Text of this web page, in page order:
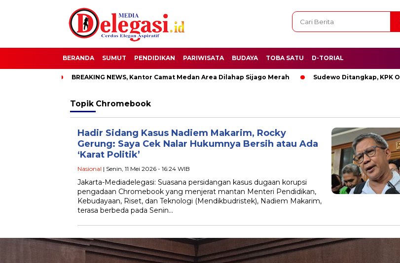
BERANDA SUMUT PENDIDIKAN PARIWISATA BUDAYA TOBA SATU D-TORIAL
BREAKING NEWS, Kantor Camat Medan Area Dilahap Sijago Merah Sudewo Ditangkap, KPK OTT Bupati Pati
Topik Chromebook
Hadir Sidang Kasus Nadiem Makarim, Rocky
Gerung: Saya Cek Nalar Hukumnya Bersih atau Ada
‘Karat Politik’
Nasional | Senin, 11 Mei 2026 - 16:24 WIB
Jakarta-Mediadelegasi: Suasana persidangan kasus dugaan korupsi
pengadaan Chromebook yang menjerat mantan Menteri Pendidikan,
Kebudayaan, Riset, dan Teknologi (Mendikbudristek), Nadiem Makarim,
terasa berbeda pada Senin…